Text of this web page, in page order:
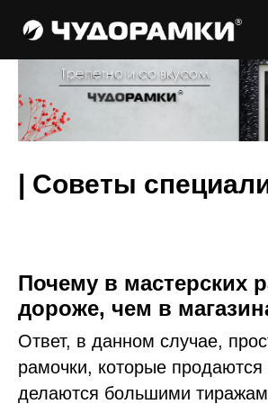
| Советы
Почему в мастерских
дороже, чем в
Ответ, в данном случае,
рамочки, которые продаются
делаются большими